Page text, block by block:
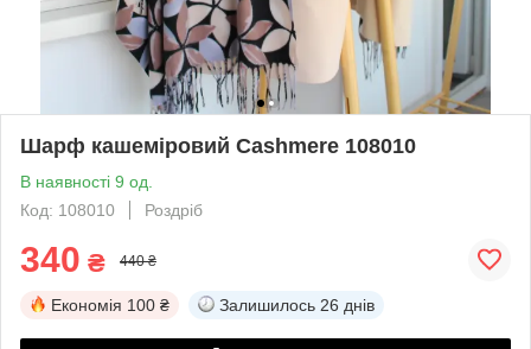
Шарф кашеміровий Cashmere 108010
В наявності 9 од.
Код: 108010
Роздріб
340 ₴ 440 ₴
Економія 100 ₴ Залишилось 26 днів